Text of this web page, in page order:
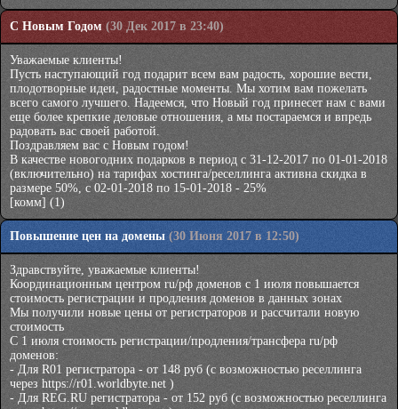
С Новым Годом (30 Дек 2017 в 23:40)
Уважаемые клиенты!
Пусть наступающий год подарит всем вам радость, хорошие вести,
плодотворные идеи, радостные моменты. Мы хотим вам пожелать
всего самого лучшего. Надеемся, что Новый год принесет нам с вами
еще более крепкие деловые отношения, а мы постараемся и впредь
радовать вас своей работой.
Поздравляем вас с Новым годом!
В качестве новогодних подарков в период с 31-12-2017 по 01-01-2018
(включительно) на тарифах хостинга/реселлинга активна скидка в
размере 50%, с 02-01-2018 по 15-01-2018 - 25%
[комм] (1)
Повышение цен на домены (30 Июня 2017 в 12:50)
Здравствуйте, уважаемые клиенты!
Координационным центром ru/рф доменов с 1 июля повышается
стоимость регистрации и продления доменов в данных зонах
Мы получили новые цены от регистраторов и рассчитали новую
стоимость
С 1 июля стоимость регистрации/продления/трансфера ru/рф
доменов:
- Для R01 регистратора - от 148 руб (с возможностью реселлинга
через https://r01.worldbyte.net )
- Для REG.RU регистратора - от 152 руб (с возможностью реселлинга